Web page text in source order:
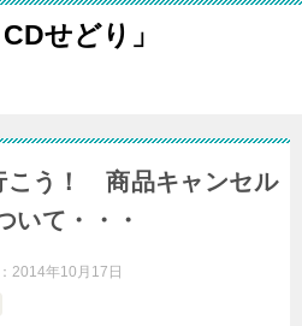
せどり」
こう！ 商品キャンセル
いて・・・
2014年10月17日